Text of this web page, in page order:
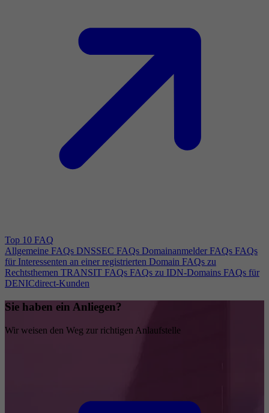
Top 10 FAQ
Allgemeine FAQs DNSSEC FAQs Domainanmelder FAQs FAQs
für Interessenten an einer registrierten Domain FAQs zu
Rechtsthemen TRANSIT FAQs FAQs zu IDN-Domains FAQs für
DENICdirect-Kunden
Sie haben ein Anliegen?
Wir weisen den Weg zur richtigen Anlaufstelle